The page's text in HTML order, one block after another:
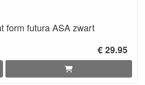
form futura ASA zwart
€ 29.95